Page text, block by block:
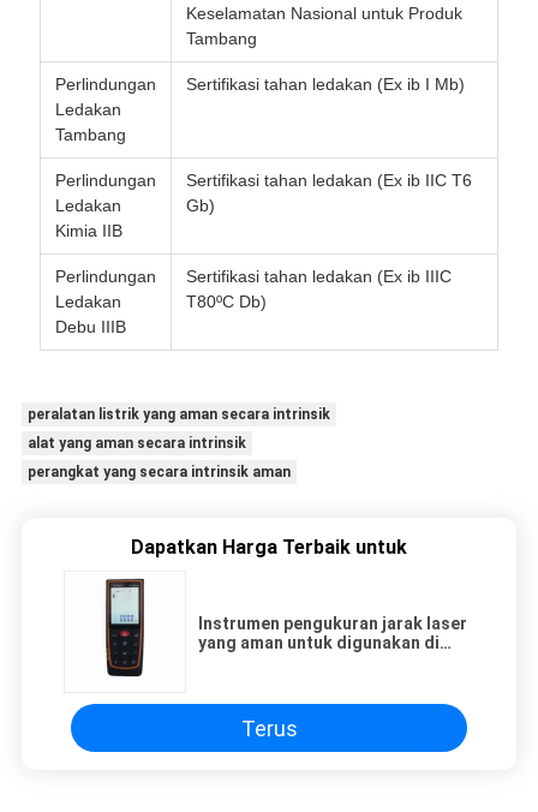
Keselamatan Nasional untuk Produk
Tambang
Perlindungan
Ledakan
Tambang
Sertifikasi tahan ledakan (Ex ib I Mb)
Perlindungan
Ledakan
Kimia IIB
Sertifikasi tahan ledakan (Ex ib IIC T6
Gb)
Perlindungan
Ledakan
Debu IIIB
Sertifikasi tahan ledakan (Ex ib IIIC
T80ºC Db)
peralatan listrik yang aman secara intrinsik
alat yang aman secara intrinsik
perangkat yang secara intrinsik aman
Dapatkan Harga Terbaik untuk
Instrumen pengukuran jarak laser
yang aman untuk digunakan di
lempengan reflektif
Terus